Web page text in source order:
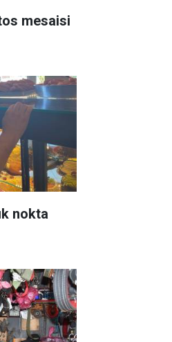
mesaisi
nokta